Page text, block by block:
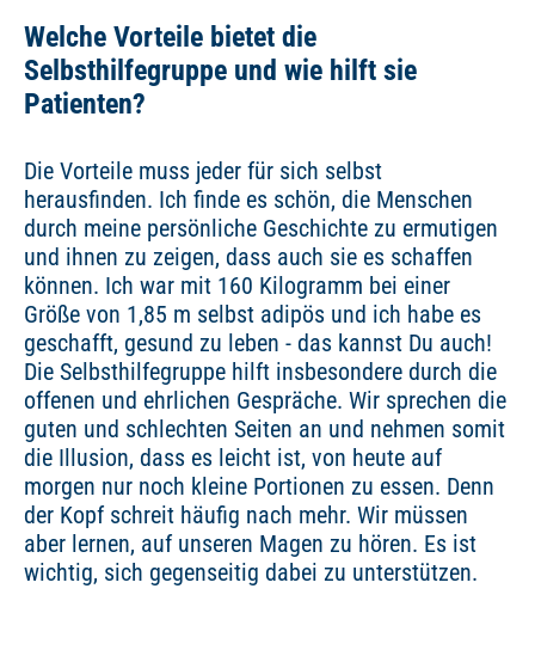
Welche Vorteile bietet die
Selbsthilfegruppe und wie hilft sie
Patienten?
Die Vorteile muss jeder für sich selbst
herausfinden. Ich finde es schön, die Menschen
durch meine persönliche Geschichte zu ermutigen
und ihnen zu zeigen, dass auch sie es schaffen
können. Ich war mit 160 Kilogramm bei einer
Größe von 1,85 m selbst adipös und ich habe es
geschafft, gesund zu leben - das kannst Du auch!
Die Selbsthilfegruppe hilft insbesondere durch die
offenen und ehrlichen Gespräche. Wir sprechen die
guten und schlechten Seiten an und nehmen somit
die Illusion, dass es leicht ist, von heute auf
morgen nur noch kleine Portionen zu essen. Denn
der Kopf schreit häufig nach mehr. Wir müssen
aber lernen, auf unseren Magen zu hören. Es ist
wichtig, sich gegenseitig dabei zu unterstützen.